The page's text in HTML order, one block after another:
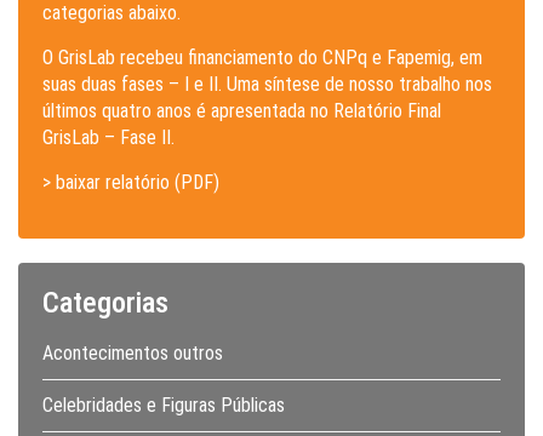
categorias abaixo.
O GrisLab recebeu financiamento do CNPq e Fapemig, em
suas duas fases – I e II. Uma síntese de nosso trabalho nos
últimos quatro anos é apresentada no Relatório Final
GrisLab – Fase II.
> baixar relatório (PDF)
Categorias
Acontecimentos outros
Celebridades e Figuras Públicas